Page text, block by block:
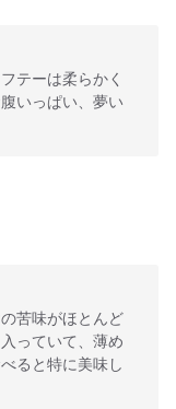
テーは柔らかく
いっぱい、夢い
苦味がほとんど
っていて、薄め
ると特に美味し